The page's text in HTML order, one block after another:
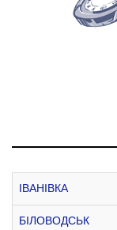
ІВАНІВКА
БІЛОВОДСЬК